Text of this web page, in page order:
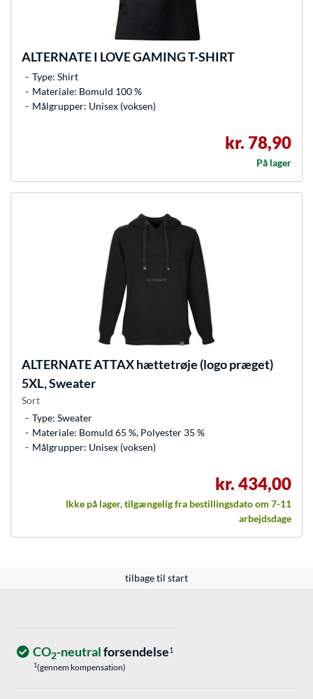
ALTERNATEI LOVE GAMING T-SHIRT
Type: Shirt
Materiale: Bomuld 100 %
Målgrupper: Unisex (voksen)
kr. 78,90
På lager
ALTERNATEATTAX hættetrøje (logo præget)
5XL, Sweater
Sort
Type: Sweater
Materiale: Bomuld 65 %, Polyester 35 %
Målgrupper: Unisex (voksen)
kr. 434,00
Ikke på lager, tilgængelig fra bestillingsdato om 7-11
arbejdsdage
tilbage til start
CO2-neutralforsendelse1
1(gennem kompensation)